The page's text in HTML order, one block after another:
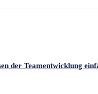
der Teamentwicklung